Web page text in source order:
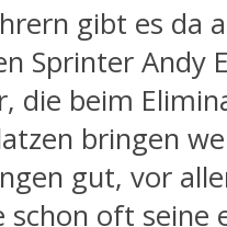
gibt es da
Sprinter Andy
die beim
bringen
gut, vor
schon oft seine